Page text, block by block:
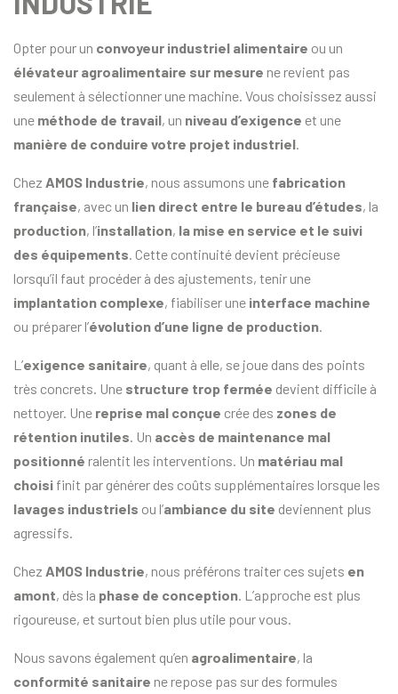
Opter pour un convoyeur industriel alimentaire ou un
élévateur agroalimentaire sur mesure ne revient pas
seulement à sélectionner une machine. Vous choisissez aussi
une méthode de travail, un niveau d’exigence et une
manière de conduire votre projet industriel.
Chez AMOS Industrie, nous assumons une fabrication
française, avec un lien direct entre le bureau d’études, la
production, l’installation, la mise en service et le suivi
des équipements. Cette continuité devient précieuse
lorsqu’il faut procéder à des ajustements, tenir une
implantation complexe, fiabiliser une interface machine
ou préparer l’évolution d’une ligne de production.
L’exigence sanitaire, quant à elle, se joue dans des points
très concrets. Une structure trop fermée devient difficile à
nettoyer. Une reprise mal conçue crée des zones de
rétention inutiles. Un accès de maintenance mal
positionné ralentit les interventions. Un matériau mal
choisi finit par générer des coûts supplémentaires lorsque les
lavages industriels ou l’ambiance du site deviennent plus
agressifs.
Chez AMOS Industrie, nous préférons traiter ces sujets en
amont, dès la phase de conception. L’approche est plus
rigoureuse, et surtout bien plus utile pour vous.
Nous savons également qu’en agroalimentaire, la
conformité sanitaire ne repose pas sur des formules